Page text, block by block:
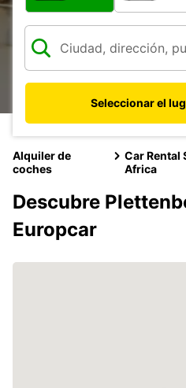
Seleccionar el
Alquiler de
coches
Car Rental
Africa
Descubre
Europcar